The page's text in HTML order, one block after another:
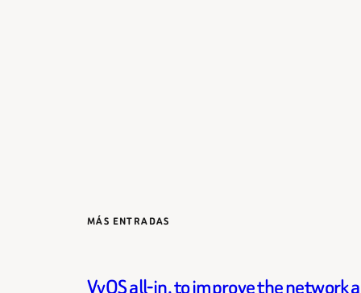
MÁS ENTRADAS
VyOS all-in, to improve the network